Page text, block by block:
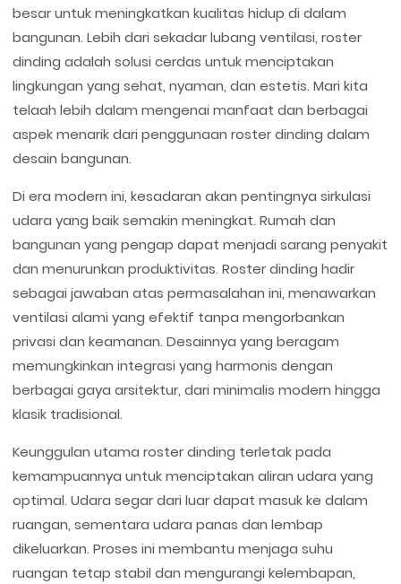
besar untuk meningkatkan kualitas hidup di dalam
bangunan. Lebih dari sekadar lubang ventilasi, roster
dinding adalah solusi cerdas untuk menciptakan
lingkungan yang sehat, nyaman, dan estetis. Mari kita
telaah lebih dalam mengenai manfaat dan berbagai
aspek menarik dari penggunaan roster dinding dalam
desain bangunan.
Di era modern ini, kesadaran akan pentingnya sirkulasi
udara yang baik semakin meningkat. Rumah dan
bangunan yang pengap dapat menjadi sarang penyakit
dan menurunkan produktivitas. Roster dinding hadir
sebagai jawaban atas permasalahan ini, menawarkan
ventilasi alami yang efektif tanpa mengorbankan
privasi dan keamanan. Desainnya yang beragam
memungkinkan integrasi yang harmonis dengan
berbagai gaya arsitektur, dari minimalis modern hingga
klasik tradisional.
Keunggulan utama roster dinding terletak pada
kemampuannya untuk menciptakan aliran udara yang
optimal. Udara segar dari luar dapat masuk ke dalam
ruangan, sementara udara panas dan lembap
dikeluarkan. Proses ini membantu menjaga suhu
ruangan tetap stabil dan mengurangi kelembapan,